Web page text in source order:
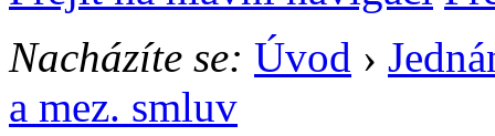
Nacházíte se: Úvod ›
a mez. smluv